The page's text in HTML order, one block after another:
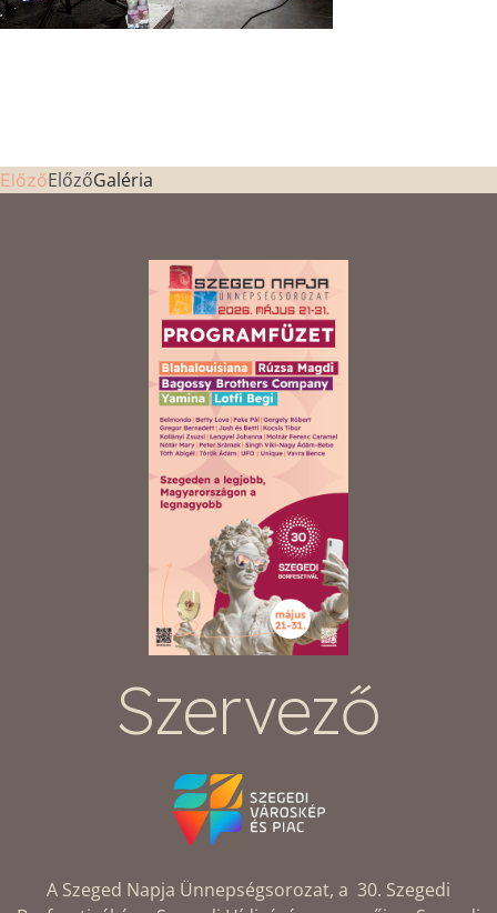
ElőzőElőzőGaléria
Szervező
A Szeged Napja Ünnepségsorozat, a 30. Szegedi